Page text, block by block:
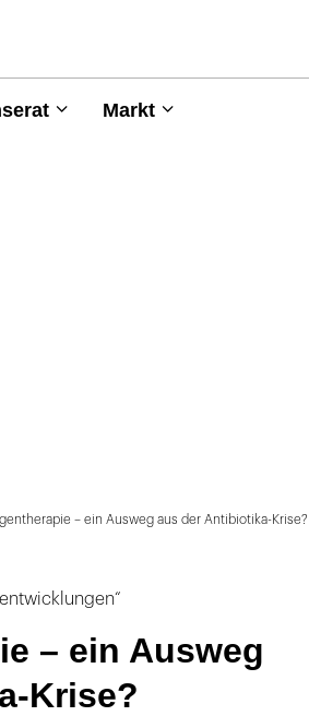
Markt
– ein Ausweg aus der Antibiotika-Krise?
– ein Ausweg
Krise?